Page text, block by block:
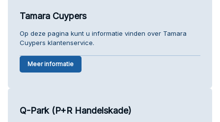
Tamara Cuypers
Op deze pagina kunt u informatie vinden over Tamara
Cuypers klantenservice.
Meer informatie
Q-Park (P+R Handelskade)